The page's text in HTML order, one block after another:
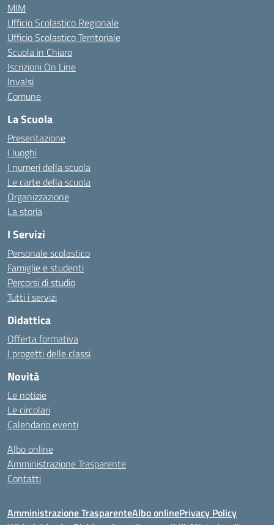
MIM
Ufficio Scolastico Regionale
Ufficio Scolastico Territoriale
Scuola in Chiaro
Iscrizioni On Line
Invalsi
Comune
La Scuola
Presentazione
I luoghi
I numeri della scuola
Le carte della scuola
Organizzazione
La storia
I Servizi
Personale scolastico
Famiglie e studenti
Percorsi di studio
Tutti i servizi
Didattica
Offerta formativa
I progetti delle classi
Novità
Le notizie
Le circolari
Calendario eventi
Albo online
Amministrazione Trasparente
Contatti
Amministrazione TrasparenteAlbo onlinePrivacy Policy